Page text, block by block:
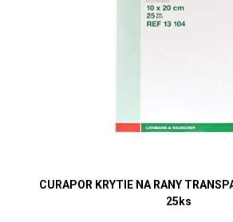
CURAPOR KRYTIE NA RANY
25ks